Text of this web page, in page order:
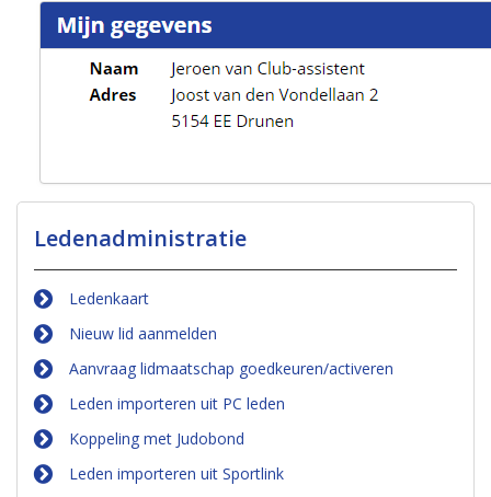
Ledenadministratie
Ledenkaart
Nieuw lid aanmelden
Aanvraag lidmaatschap goedkeuren/activeren
Leden importeren uit PC leden
Koppeling met Judobond
Leden importeren uit Sportlink